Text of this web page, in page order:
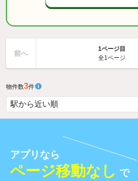
前へ
1ページ目
全1ページ
物件数3件
アプリなら
ページ移動なし で